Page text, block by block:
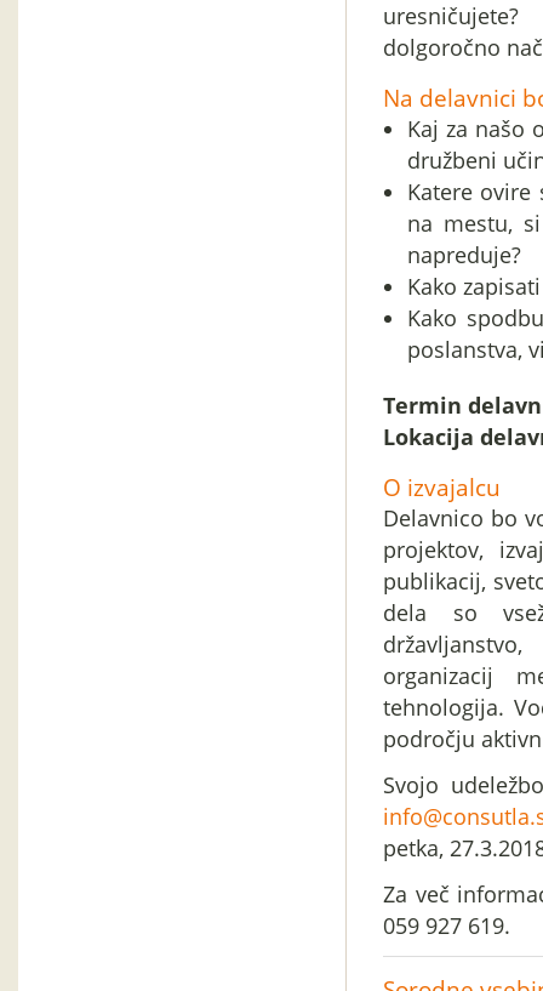
dolgoročno
Na delavnici
Kaj za našo
družbeni
Katere ovire
na mestu,
napreduje?
Kako
Kako
poslanstva,
Termin
Lokacija
O izvajalcu
Delavnico bo
projektov,
publikacij,
dela so
organizacij
tehnologija.
področju
Svojo
petka,
Za več
059 927 619.